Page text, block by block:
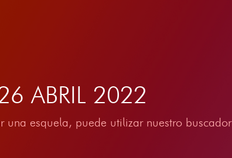
ABRIL 2022
una esquela, puede utilizar nuestro buscador